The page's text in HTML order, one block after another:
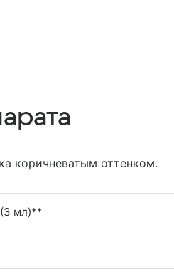
коричневатым оттенком.
мл)**